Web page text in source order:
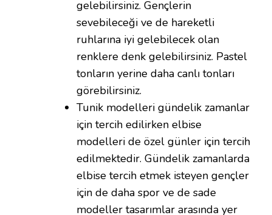
gelebilirsiniz. Gençlerin
sevebileceği ve de hareketli
ruhlarına iyi gelebilecek olan
renklere denk gelebilirsiniz. Pastel
tonların yerine daha canlı tonları
görebilirsiniz.
Tunik modelleri gündelik zamanlar
için tercih edilirken elbise
modelleri de özel günler için tercih
edilmektedir. Gündelik zamanlarda
elbise tercih etmek isteyen gençler
için de daha spor ve de sade
modeller tasarımlar arasında yer